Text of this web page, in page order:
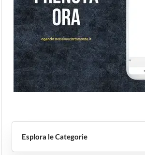
Esplora le Categorie